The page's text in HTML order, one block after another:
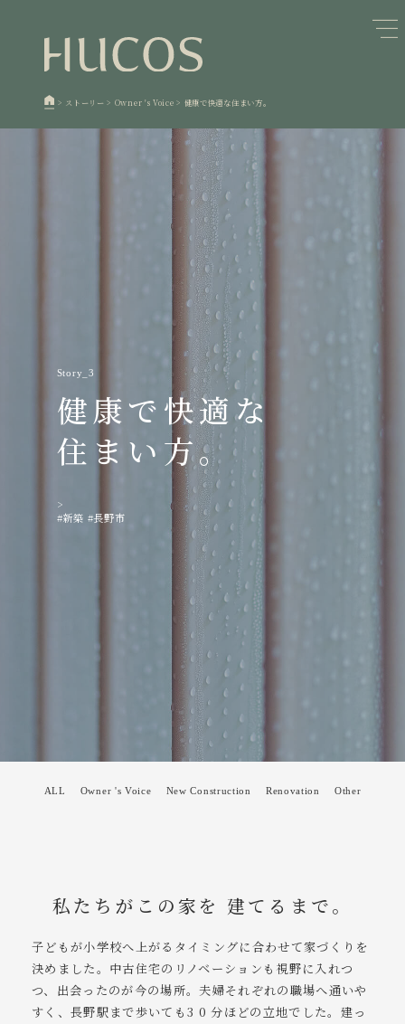
日本森林と循環
欧州住宅の文化と日本の現在地
廃棄物について知る
100年後も評価される住宅へ
空き家とリノベーション
1 蓄熱するパッシブデザイン
2 自然素材の温もりと快適性を実現
活かすリノベーション
家づくりの流れ
> ストーリー > Owner 's Voice > 健康で快適な住まい方。
Story_3
健康で快適な
住まい方。
>
#新築 #長野市
ALL Owner 's Voice New Construction Renovation Other
私たちがこの家を 建てるまで。
子どもが小学校へ上がるタイミングに合わせて家づくりを
決めました。中古住宅のリノベーションも視野に入れつ
つ、出会ったのが今の場所。夫婦それぞれの職場へ通いや
すく、長野駅まで歩いても3 0 分ほどの立地でした。建っ